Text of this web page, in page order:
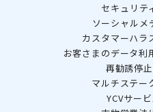
セキュリテ
ソーシャルメ
カスタマーハラ
お客さまのデータ利
再勧誘停
マルチステー
YCVサー